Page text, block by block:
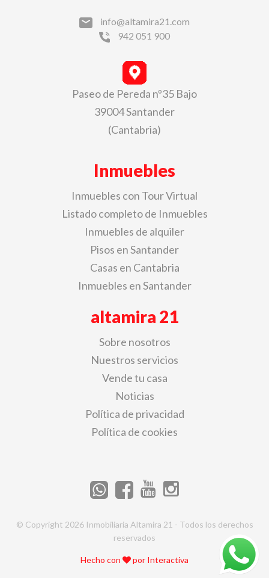
info@altamira21.com
942 051 900
Paseo de Pereda nº35 Bajo
39004 Santander
(Cantabria)
Inmuebles
Inmuebles con Tour Virtual
Listado completo de Inmuebles
Inmuebles de alquiler
Pisos en Santander
Casas en Cantabria
Inmuebles en Santander
altamira 21
Sobre nosotros
Nuestros servicios
Vende tu casa
Noticias
Política de privacidad
Política de cookies
© Copyright 2026 Inmobiliaria Altamira 21 - Todos los derechos
reservados
Hecho con por Interactiva